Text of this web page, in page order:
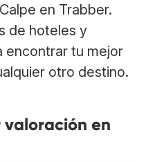
en Trabber.
de hoteles y
encontrar tu mejor
otro destino.
valoración en